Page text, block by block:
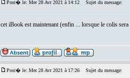
Post� le: Mer 28 Avr 2021 à 14:12 Sujet du message:
cet iBook est maintenant (enfin ... lorsque le colis
Post� le: Mer 28 Avr 2021 à 17:26 Sujet du message: